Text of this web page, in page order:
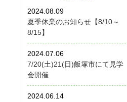
2024.08.09
夏季休業のお知らせ【8/10～
8/15】
2024.07.06
7/20(土)21(日)飯塚市にて見学
会開催
2024.06.14